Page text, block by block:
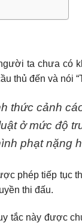
ta chưa có
thủ đến và
thức cảnh
ở mức độ
phạt nặng
phép tiếp tục
thi đấu.
tắc này được